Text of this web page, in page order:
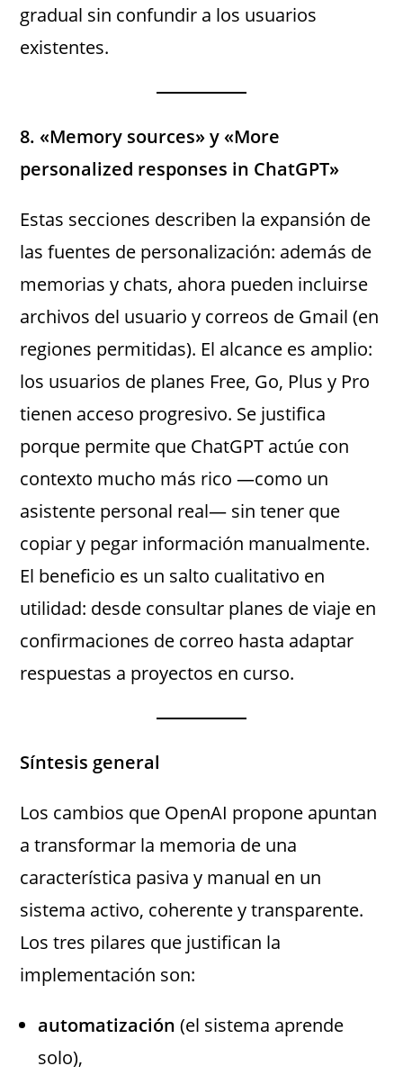
gradual sin confundir a los usuarios
existentes.
8. «Memory sources» y «More
personalized responses in ChatGPT»
Estas secciones describen la expansión de
las fuentes de personalización: además de
memorias y chats, ahora pueden incluirse
archivos del usuario y correos de Gmail (en
regiones permitidas). El alcance es amplio:
los usuarios de planes Free, Go, Plus y Pro
tienen acceso progresivo. Se justifica
porque permite que ChatGPT actúe con
contexto mucho más rico —como un
asistente personal real— sin tener que
copiar y pegar información manualmente.
El beneficio es un salto cualitativo en
utilidad: desde consultar planes de viaje en
confirmaciones de correo hasta adaptar
respuestas a proyectos en curso.
Síntesis general
Los cambios que OpenAI propone apuntan
a transformar la memoria de una
característica pasiva y manual en un
sistema activo, coherente y transparente.
Los tres pilares que justifican la
implementación son:
automatización (el sistema aprende
solo),